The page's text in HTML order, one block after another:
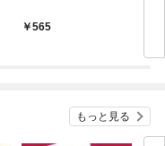
565
もっと見る